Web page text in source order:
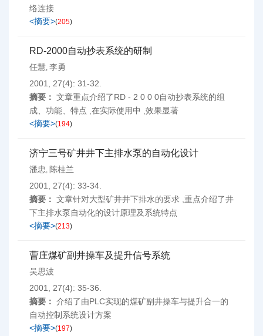
络连接
<摘要>(205)
RD-2000自动抄表系统的研制
任慧, 李勇
2001, 27(4): 31-32.
摘要： 文章重点介绍了RD - 2 0 0 0自动抄表系统的组
成、功能、特点 ,在实际使用中 ,效果显著
<摘要>(194)
济宁三号矿井井下主排水泵的自动化设计
潘忠 , 陈桂兰
2001, 27(4): 33-34.
摘要： 文章针对大型矿井井下排水的要求 ,重点介绍了井
下主排水泵自动化的设计原理及系统特点
<摘要>(213)
曹庄煤矿副井操车及提升信号系统
吴思波
2001, 27(4): 35-36.
摘要： 介绍了由PLC实现的煤矿副井操车与提升合一的
自动控制系统设计方案
<摘要>(197)